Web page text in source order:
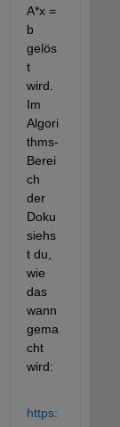
A*x =
b
gelös
t
wird.
Im
Algori
thms-
Berei
ch
der
Doku
siehs
t du,
wie
das
wann
gema
cht
wird:
https: